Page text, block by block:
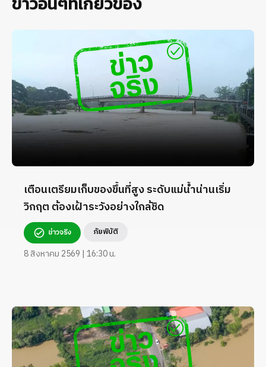
เตือนเตรียมเก็บของขึ้นที่สูง ระดับแม่น้ำน่านเริ่ม
วิกฤต ต้องเฝ้าระวังอย่างใกล้ชิด
ข่าวจริง ภัยพิบัติ
8 สิงหาคม 2569 | 16:30 น.